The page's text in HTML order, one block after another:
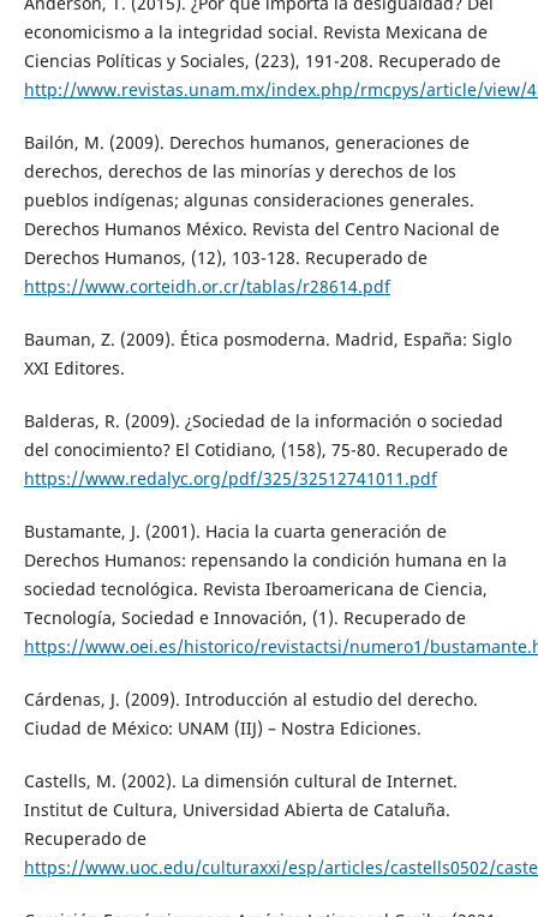
economicismo a la integridad social. Revista Mexicana de
Ciencias Políticas y Sociales, (223), 191-208. Recuperado de
http://www.revistas.unam.mx/index.php/rmcpys/article/view/
Bailón, M. (2009). Derechos humanos, generaciones de
derechos, derechos de las minorías y derechos de los
pueblos indígenas; algunas consideraciones generales.
Derechos Humanos México. Revista del Centro Nacional de
Derechos Humanos, (12), 103-128. Recuperado de
https://www.corteidh.or.cr/tablas/r28614.pdf
Bauman, Z. (2009). Ética posmoderna. Madrid, España: Siglo
XXI Editores.
Balderas, R. (2009). ¿Sociedad de la información o sociedad
del conocimiento? El Cotidiano, (158), 75-80. Recuperado de
https://www.redalyc.org/pdf/325/32512741011.pdf
Bustamante, J. (2001). Hacia la cuarta generación de
Derechos Humanos: repensando la condición humana en la
sociedad tecnológica. Revista Iberoamericana de Ciencia,
Tecnología, Sociedad e Innovación, (1). Recuperado de
https://www.oei.es/historico/revistactsi/numero1/
Cárdenas, J. (2009). Introducción al estudio del derecho.
Ciudad de México: UNAM (IIJ) – Nostra Ediciones.
Castells, M. (2002). La dimensión cultural de Internet.
Institut de Cultura, Universidad Abierta de Cataluña.
Recuperado de
https://www.uoc.edu/culturaxxi/esp/articles/castells0502/